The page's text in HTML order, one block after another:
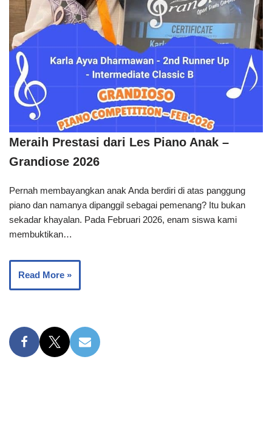
Meraih Prestasi dari Les Piano Anak –
Grandiose 2026
Pernah membayangkan anak Anda berdiri di atas panggung
piano dan namanya dipanggil sebagai pemenang? Itu bukan
sekadar khayalan. Pada Februari 2026, enam siswa kami
membuktikan…
Read More »